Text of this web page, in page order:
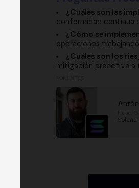
¿Cuáles son las
conformidad continua
¿Cómo se
operaciones
¿Cuáles son los
mitigación proactiva a
Solana